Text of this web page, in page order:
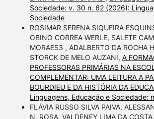
Sociedade: v. 30 n. 62 (2026):
Sociedade
ROSIMAR SERENA SIQUEIRA
OBINO CORREA WERLE, SALETE
MORAES3 , ADALBERTO DA ROCHA
STORCK DE MELO AUZANI, A
PROFESSORAS PRIMÁRIAS NA
COMPLEMENTAR: UMA LEITURA A
BOURDIEU E DA HISTÓRIA DA
Linguagens, Educação e Sociedade:
FLÁVIA RUSSO SILVA PAIVA,
N. ROSA, VALDENEY LIMA DA COSTA,